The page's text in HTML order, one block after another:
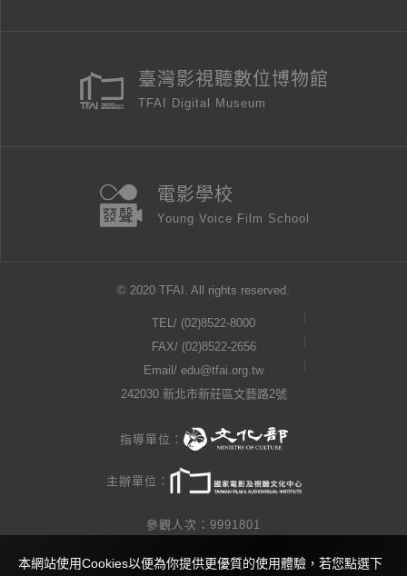
臺灣影視聽數位博物館
TFAI Digital Museum
電影學校
Young Voice Film School
© 2020 TFAI. All rights reserved.
TEL/ (02)8522-8000
FAX/ (02)8522-2656
Email/ edu@tfai.org.tw
242030 新北市新莊區文藝路2號
指導單位：
主辦單位：
參觀人次：9991801
隱私權公告
本網站使用Cookies以便為你提供更優質的使用體驗，若您點選下